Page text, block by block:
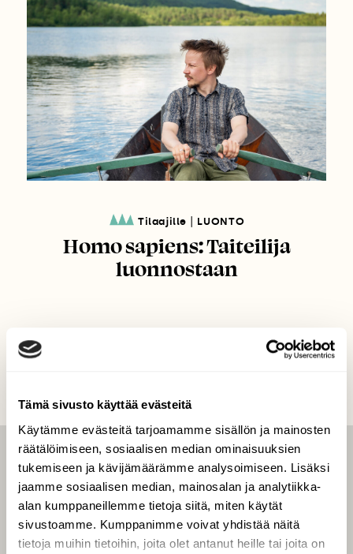
Tämä sivusto käyttää evästeitä
Käytämme evästeitä tarjoamamme sisällön ja mainosten
räätälöimiseen, sosiaalisen median ominaisuuksien
tukemiseen ja kävijämäärämme analysoimiseen. Lisäksi
jaamme sosiaalisen median, mainosalan ja analytiikka-
alan kumppaneillemme tietoja siitä, miten käytät
sivustoamme. Kumppanimme voivat yhdistää näitä
tietoja muihin tietoihin, joita olet antanut heille tai joita on
Tilaajille LUONTO
Homo sapiens: Taiteilija
luonnostaan
LEHTI
Uusin lehti
Tilaa Suomen Luonto
Tilaa digilukuoikeus